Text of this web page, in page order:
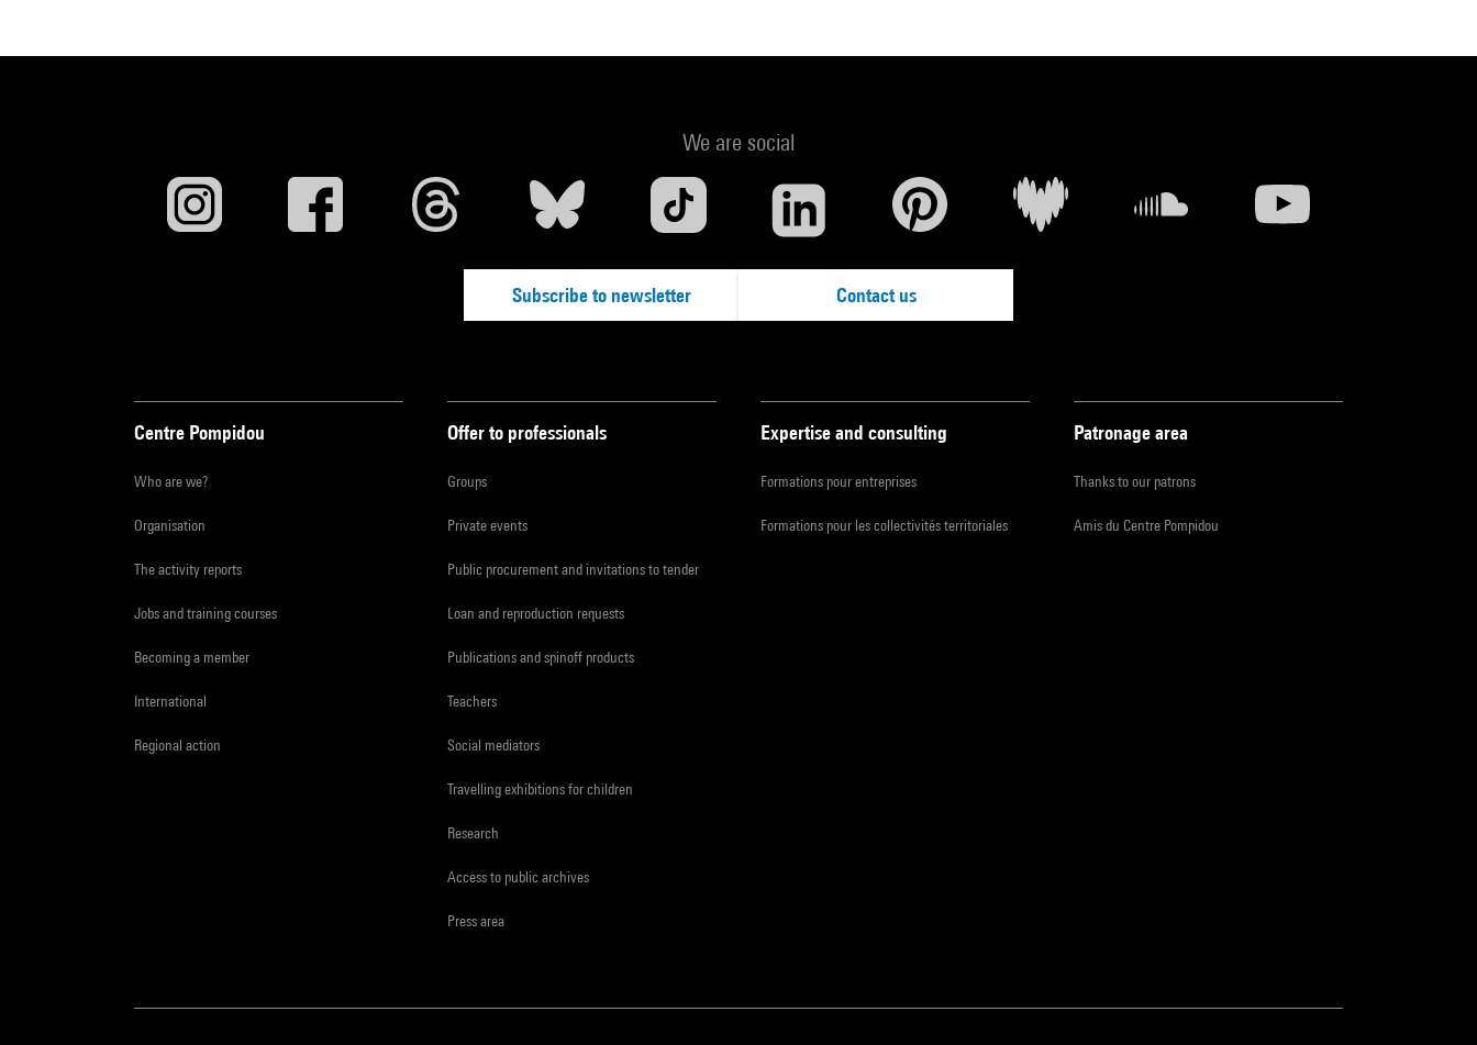
We are social
Subscribe to newsletter Contact us
Centre Pompidou
Who are we?
Organisation
The activity reports
Jobs and training courses
Becoming a member
International
Regional action
Offer to professionals
Groups
Private events
Public procurement and invitations to tender
Loan and reproduction requests
Publications and spinoff products
Teachers
Social mediators
Travelling exhibitions for children
Research
Access to public archives
Press area
Expertise and consulting
Formations pour entreprises
Formations pour les collectivités territoriales
Patronage area
Thanks to our patrons
Amis du Centre Pompidou